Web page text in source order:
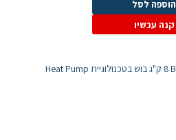
הוספה לסל
קנה עכשיו